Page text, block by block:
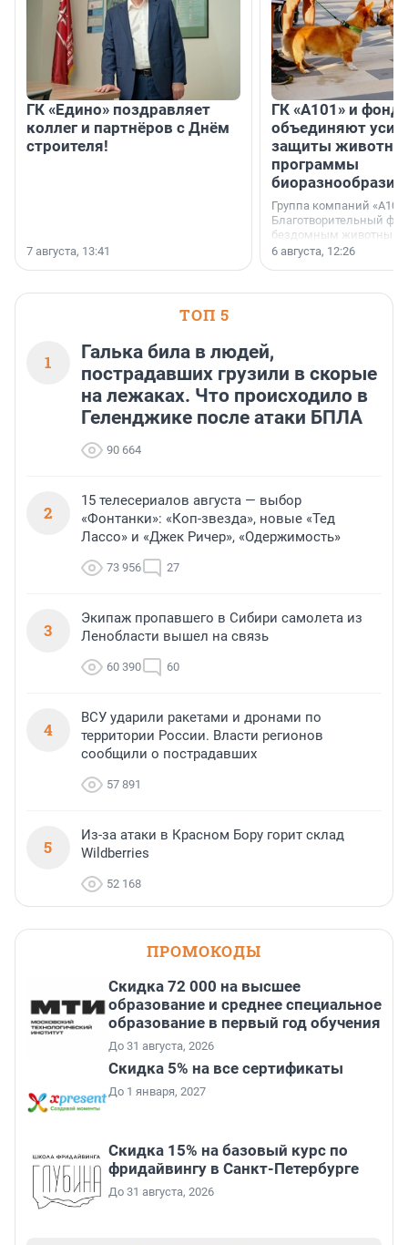
ГК «Едино» поздравляет
коллег и партнёров с Днём
строителя!
7 августа, 13:41
ГК «А101» и фонд
объединяют
защиты
программы
биоразнообразия
Группа компаний
Благотворительный
бездомным животным
заключили соглашение
6 августа, 12:26
ТОП 5
1
Галька била в людей,
пострадавших грузили в скорые
на лежаках. Что происходило в
Геленджике после атаки БПЛА
90 664
2
15 телесериалов августа — выбор
«Фонтанки»: «Коп-звезда», новые «Тед
Лассо» и «Джек Ричер», «Одержимость»
73 956 27
3
Экипаж пропавшего в Сибири самолета из
Ленобласти вышел на связь
60 390 60
4
ВСУ ударили ракетами и дронами по
территории России. Власти регионов
сообщили о пострадавших
57 891
5
Из-за атаки в Красном Бору горит склад
Wildberries
52 168
ПРОМОКОДЫ
Скидка 72 000 на высшее
образование и среднее специальное
образование в первый год обучения
До 31 августа, 2026
Скидка 5% на все сертификаты
До 1 января, 2027
Скидка 15% на базовый курс по
фридайвингу в Санкт-Петербурге
До 31 августа, 2026